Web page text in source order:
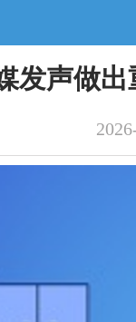
发声做